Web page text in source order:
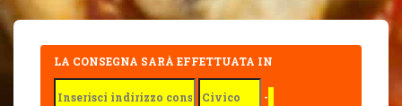
LA CONSEGNA SARÀ EFFETTUATA IN
-